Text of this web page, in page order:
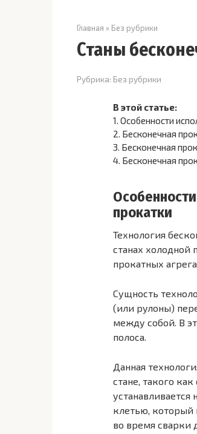
Главная » Без рубрики
Станы
Рубрика: Без рубрики
В этой статье:
1. Особенности
2. Бесконечная
3. Бесконечная
4. Бесконечная
прокатки
Технология
станах холодной
прокатных
Сущность
(или рулоны)
между собой. В
полоса.
Данная
стане, такого
клетью, который
во время сварки